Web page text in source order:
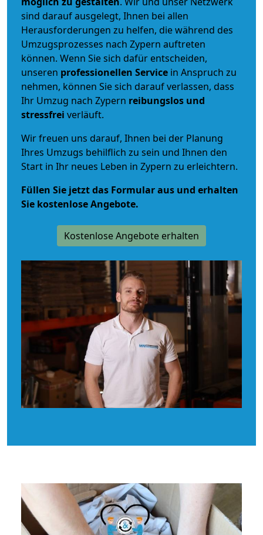
sind darauf ausgelegt, Ihnen bei allen
Herausforderungen zu helfen, die während des
Umzugsprozesses nach Zypern auftreten
können. Wenn Sie sich dafür entscheiden,
unseren professionellen Service in Anspruch zu
nehmen, können Sie sich darauf verlassen, dass
Ihr Umzug nach Zypern reibungslos und
stressfrei verläuft.
Wir freuen uns darauf, Ihnen bei der Planung
Ihres Umzugs behilflich zu sein und Ihnen den
Start in Ihr neues Leben in Zypern zu erleichtern.
Füllen Sie jetzt das Formular aus und erhalten
Sie kostenlose Angebote.
Kostenlose Angebote erhalten